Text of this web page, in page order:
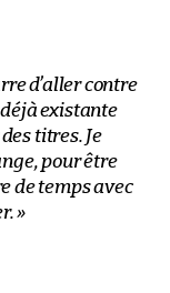
d’aller contre
existante
titres. Je
pour être
de temps avec
»